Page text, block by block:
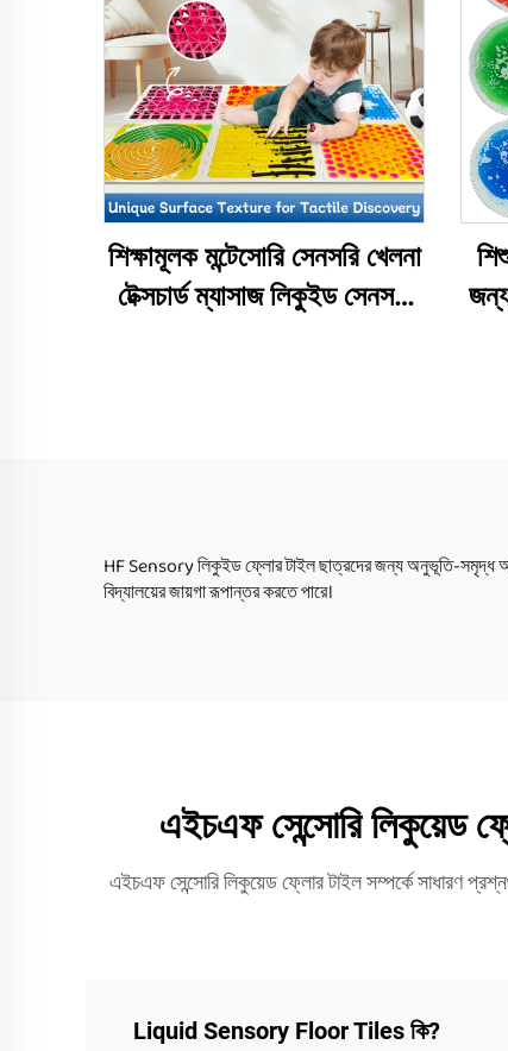
শিক্ষামূলক মন্টেসোরি সেনসরি খেলনা
টেক্সচার্ড ম্যাসাজ লিকুইড সেনসরি
HF Sensory লিকুইড ফ্লোর টাইল ছাত্রদের জন্য অনুভূতি-সমৃদ্ধ
বিদ্যালয়ের জায়গা রূপান্তর করতে পারে।
এইচএফ সেন্সোরি লিকুয়েড
এইচএফ সেন্সোরি লিকুয়েড ফ্লোর টাইল সম্পর্কে সাধারণ
Liquid Sensory Floor Tiles কি?